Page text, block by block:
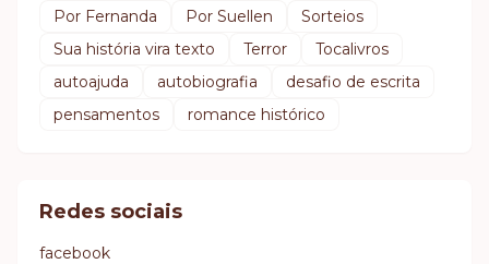
Por Fernanda
Por Suellen
Sorteios
Sua história vira texto
Terror
Tocalivros
autoajuda
autobiografia
desafio de escrita
pensamentos
romance histórico
Redes sociais
facebook